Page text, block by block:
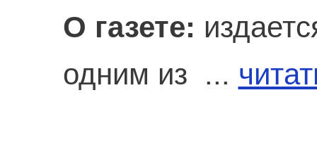
О газете:
одним из ...